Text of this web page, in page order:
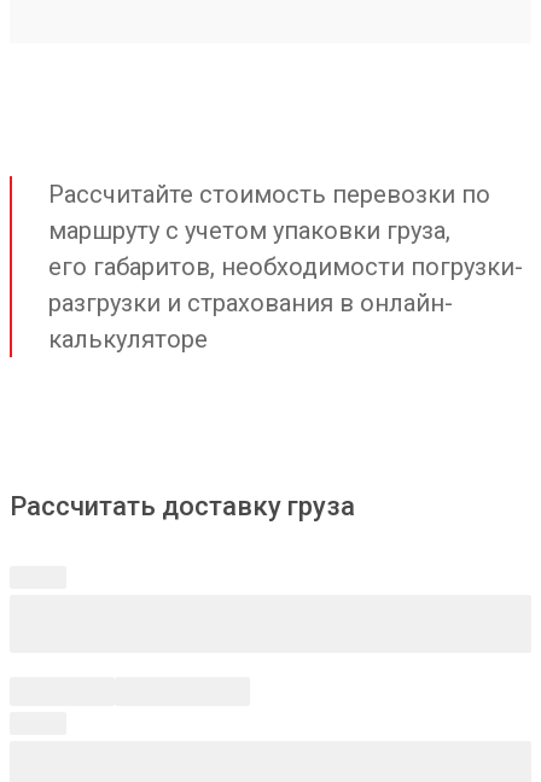
Рассчитайте стоимость перевозки по
маршруту с учетом упаковки груза,
его габаритов, необходимости погрузки-
разгрузки и страхования в онлайн-
калькуляторе
Рассчитать доставку груза